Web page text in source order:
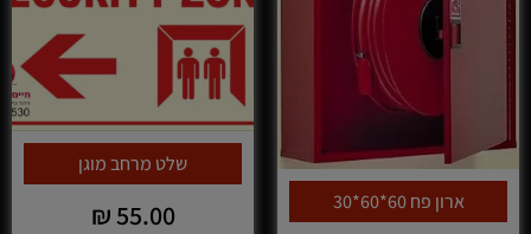
ארון פח 60*60*30
שלט מרחב מוגן
55.00
₪